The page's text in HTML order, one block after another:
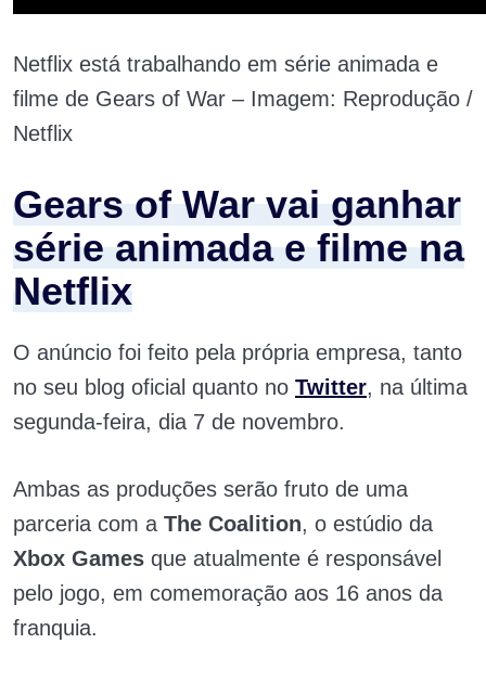
Netflix está trabalhando em série animada e
filme de Gears of War – Imagem: Reprodução /
Netflix
Gears of War vai ganhar
série animada e filme na
Netflix
O anúncio foi feito pela própria empresa, tanto
no seu blog oficial quanto no Twitter, na última
segunda-feira, dia 7 de novembro.
Ambas as produções serão fruto de uma
parceria com a The Coalition, o estúdio da
Xbox Games que atualmente é responsável
pelo jogo, em comemoração aos 16 anos da
franquia.